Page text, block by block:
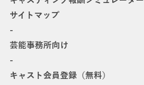
サイトマップ
-
芸能事務所向け
-
キャスト会員登録（無料）